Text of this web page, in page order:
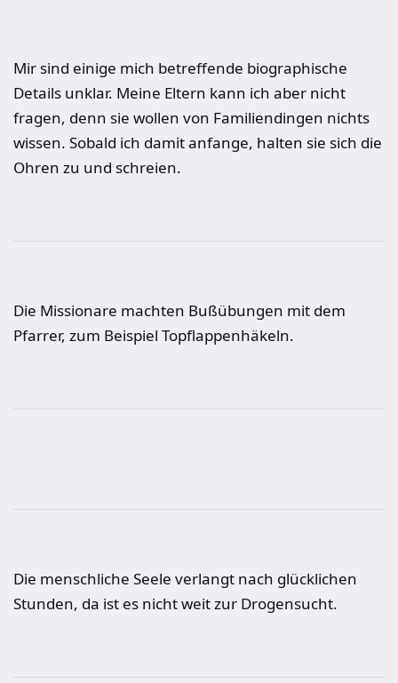
Mir sind einige mich betreffende biographische
Details unklar. Meine Eltern kann ich aber nicht
fragen, denn sie wollen von Familiendingen nichts
wissen. Sobald ich damit anfange, halten sie sich die
Ohren zu und schreien.
Die Missionare machten Bußübungen mit dem
Pfarrer, zum Beispiel Topflappenhäkeln.
Die menschliche Seele verlangt nach glücklichen
Stunden, da ist es nicht weit zur Drogensucht.